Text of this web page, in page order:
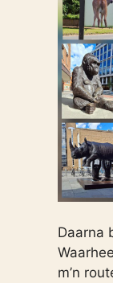
Daarna
m’n